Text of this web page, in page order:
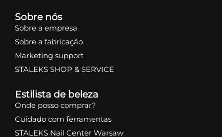
Sobre nós
Sobre a empresa
Sobre a fabricação
Marketing support
STALEKS SHOP & SERVICE
Estilista de beleza
Onde posso comprar?
Cuidado com ferramentas
STALEKS Nail Center Warsaw